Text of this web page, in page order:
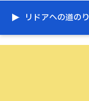
リドアへの道のり